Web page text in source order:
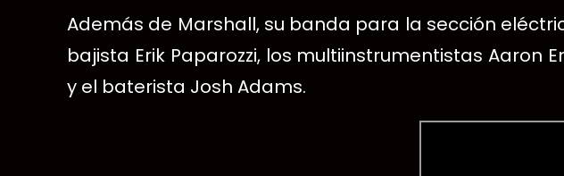
Además de Marshall, su banda para la sección
bajista Erik Paparozzi, los multiinstrumentistas Aaron
y el baterista Josh Adams.